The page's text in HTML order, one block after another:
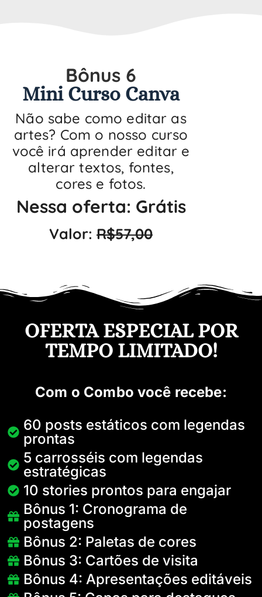
Bônus 6
Mini Curso Canva
Não sabe como editar as
artes? Com o nosso curso
você irá aprender editar e
alterar textos, fontes,
cores e fotos.
Nessa oferta: Grátis
Valor: R$57,00
OFERTA ESPECIAL POR
TEMPO LIMITADO!
Com o Combo você recebe:
60 posts estáticos com legendas
prontas
5 carrosséis com legendas
estratégicas
10 stories prontos para engajar
Bônus 1: Cronograma de
postagens
Bônus 2: Paletas de cores
Bônus 3: Cartões de visita
Bônus 4: Apresentações editáveis